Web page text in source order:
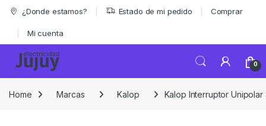
Skip to navigation
Skip to content
¿Donde estamos? Estado de mi pedido Comprar
Mi cuenta
0
Home Marcas Kalop Kalop Interruptor Unipolar